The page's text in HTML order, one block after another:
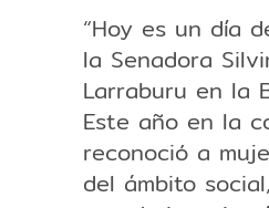
“Hoy es un día
la Senadora
Larraburu en la
Este año en la
reconoció a
del ámbito